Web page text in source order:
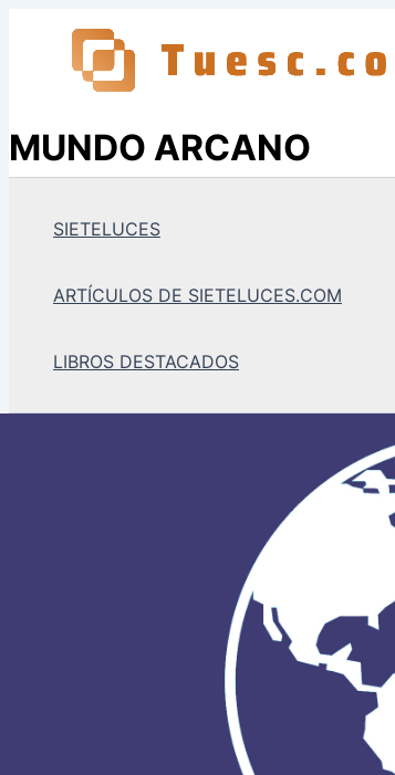
contenido
MUNDO ARCANO
SIETELUCES
ARTÍCULOS DE SIETELUCES.COM
LIBROS DESTACADOS